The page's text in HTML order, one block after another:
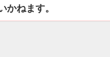
かねます。